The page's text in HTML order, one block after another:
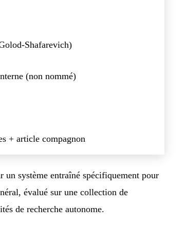
Shafarevich)
(non nommé)
+ article compagnon
système entraîné spécifiquement pour
évalué sur une collection de
de recherche autonome.